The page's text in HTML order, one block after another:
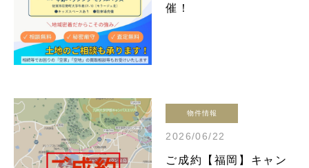
催！
物件情報
2026/06/22
ご成約【福岡】キャン